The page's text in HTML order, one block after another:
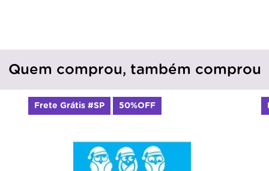
Quem comprou, também comprou
Frete Grátis #SP 50%OFF